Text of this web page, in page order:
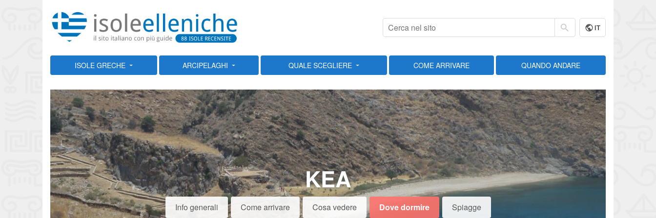
IT
ISOLE GRECHE ARCIPELAGHI QUALE SCEGLIERE COME ARRIVARE QUANDO ANDARE
KEA
Info generali Come arrivare Cosa vedere Dove dormire Spiagge